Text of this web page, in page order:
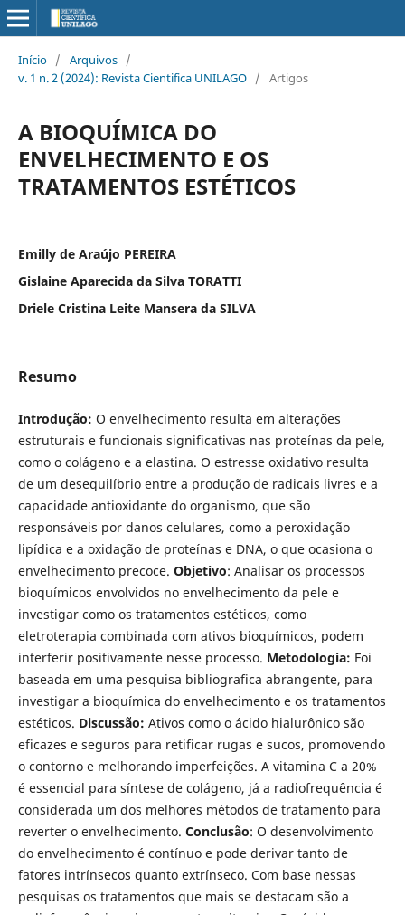
Início / Arquivos /
v. 1 n. 2 (2024): Revista Cientifica UNILAGO / Artigos
A BIOQUÍMICA DO
ENVELHECIMENTO E OS
TRATAMENTOS ESTÉTICOS
Emilly de Araújo PEREIRA
Gislaine Aparecida da Silva TORATTI
Driele Cristina Leite Mansera da SILVA
Resumo
Introdução: O envelhecimento resulta em alterações
estruturais e funcionais significativas nas proteínas da pele,
como o colágeno e a elastina. O estresse oxidativo resulta
de um desequilíbrio entre a produção de radicais livres e a
capacidade antioxidante do organismo, que são
responsáveis por danos celulares, como a peroxidação
lipídica e a oxidação de proteínas e DNA, o que ocasiona o
envelhecimento precoce. Objetivo: Analisar os processos
bioquímicos envolvidos no envelhecimento da pele e
investigar como os tratamentos estéticos, como
eletroterapia combinada com ativos bioquímicos, podem
interferir positivamente nesse processo. Metodologia: Foi
baseada em uma pesquisa bibliografica abrangente, para
investigar a bioquímica do envelhecimento e os tratamentos
estéticos. Discussão: Ativos como o ácido hialurônico são
eficazes e seguros para retificar rugas e sucos, promovendo
o contorno e melhorando imperfeições. A vitamina C a 20%
é essencial para síntese de colágeno, já a radiofrequência é
considerada um dos melhores métodos de tratamento para
reverter o envelhecimento. Conclusão: O desenvolvimento
do envelhecimento é contínuo e pode derivar tanto de
fatores intrínsecos quanto extrínseco. Com base nessas
pesquisas os tratamentos que mais se destacam são a